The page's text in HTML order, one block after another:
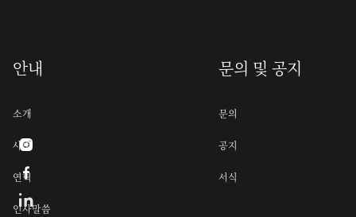
안내
소개
사명
연혁
인사말씀
문의 및 공지
문의
공지
서식

